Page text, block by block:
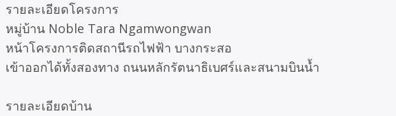
รายละเอียดโครงการ
หมู่บ้าน Noble Tara Ngamwongwan
หน้าโครงการติดสถานีรถไฟฟ้า บางกระสอ
เข้าออกได้ทั้งสองทาง ถนนหลักรัตนาธิเบศร์และสนามบินน้ำ
รายละเอียดบ้าน